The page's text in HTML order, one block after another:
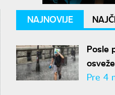
NAJNOVIJE
Posle
Pre 4